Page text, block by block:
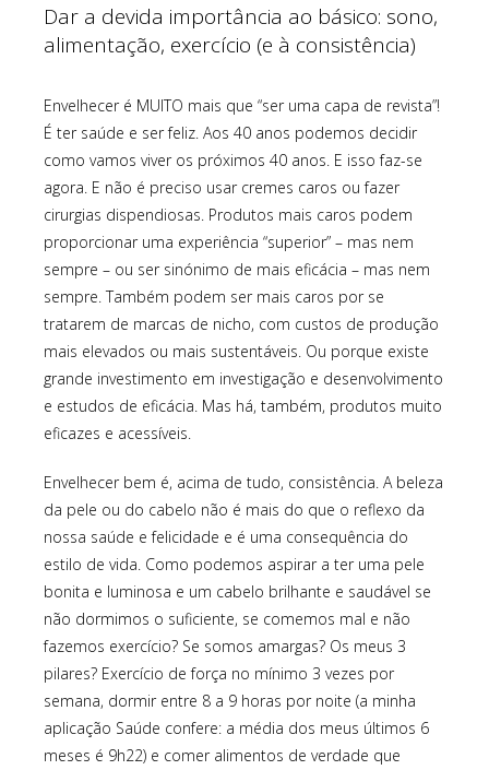
Dar a devida importância ao básico: sono,
alimentação, exercício (e à consistência)
Envelhecer é MUITO mais que “ser uma capa de revista”!
É ter saúde e ser feliz. Aos 40 anos podemos decidir
como vamos viver os próximos 40 anos. E isso faz-se
agora. E não é preciso usar cremes caros ou fazer
cirurgias dispendiosas. Produtos mais caros podem
proporcionar uma experiência “superior” – mas nem
sempre – ou ser sinónimo de mais eficácia – mas nem
sempre. Também podem ser mais caros por se
tratarem de marcas de nicho, com custos de produção
mais elevados ou mais sustentáveis. Ou porque existe
grande investimento em investigação e desenvolvimento
e estudos de eficácia. Mas há, também, produtos muito
eficazes e acessíveis.
Envelhecer bem é, acima de tudo, consistência. A beleza
da pele ou do cabelo não é mais do que o reflexo da
nossa saúde e felicidade e é uma consequência do
estilo de vida. Como podemos aspirar a ter uma pele
bonita e luminosa e um cabelo brilhante e saudável se
não dormimos o suficiente, se comemos mal e não
fazemos exercício? Se somos amargas? Os meus 3
pilares? Exercício de força no mínimo 3 vezes por
semana, dormir entre 8 a 9 horas por noite (a minha
aplicação Saúde confere: a média dos meus últimos 6
meses é 9h22) e comer alimentos de verdade que